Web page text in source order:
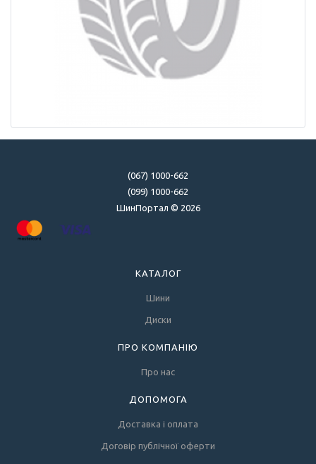
(067) 1000-662
(099) 1000-662
ШинПортал © 2026
КАТАЛОГ
Шини
Диски
ПРО КОМПАНІЮ
Про нас
ДОПОМОГА
Доставка і оплата
Договір публічної оферти